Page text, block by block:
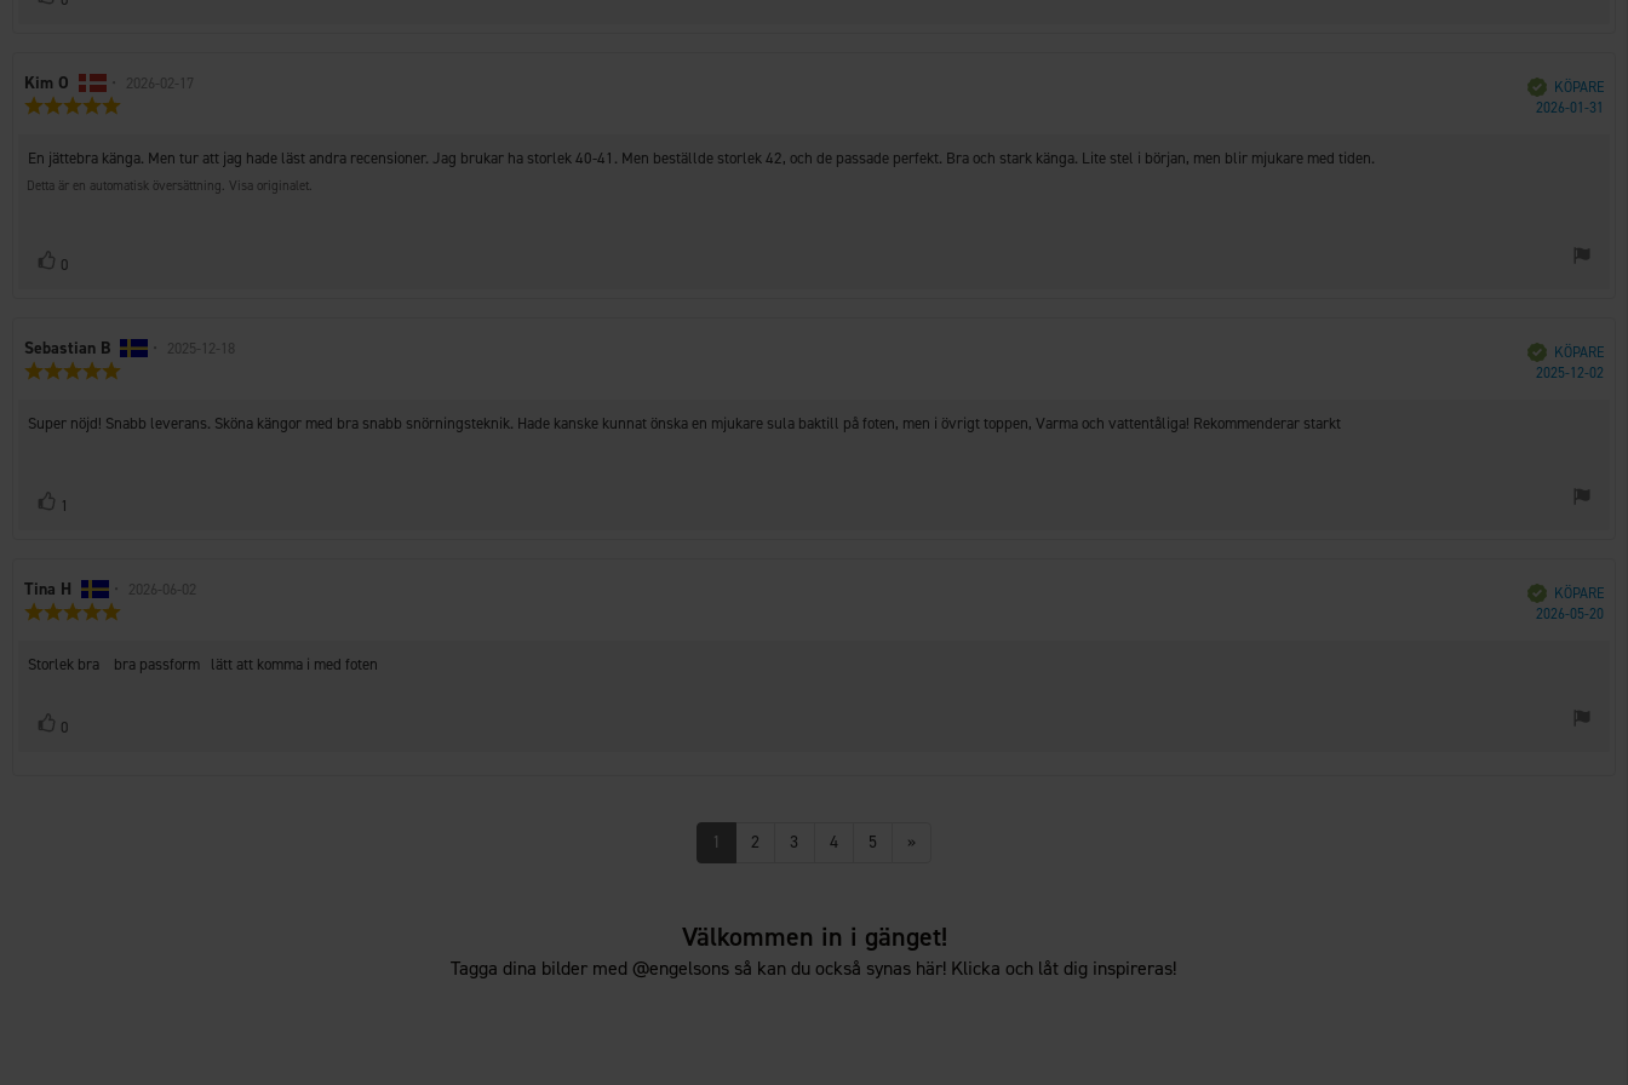
Recensionsförfattare:
Kim O • Recensionsdatum:
2026-02-17
5
stjärnor
Bekräftad
KÖPARE
2026-01-31
Recensionstext:
En jättebra känga. Men tur att jag hade läst andra recensioner. Jag brukar ha storlek 40-41. Men beställde storlek 42, och de passade perfekt. Bra och stark känga. Lite stel i början, men blir mjukare med tiden.
Detta är en automatisk översättning. Visa originalet.
Rösta
0
Recensionsförfattare:
Sebastian B • Recensionsdatum:
2025-12-18
5
Bekräftad
KÖPARE
2025-12-02
Recensionstext:
Super nöjd! Snabb leverans. Sköna kängor med bra snabb snörningsteknik. Hade kanske kunnat önska en mjukare sula baktill på foten, men i övrigt toppen, Varma och vattentåliga! Rekommenderar starkt
Rösta
1
Recensionsförfattare:
Tina H • Recensionsdatum:
2026-06-02
5
Bekräftad
KÖPARE
2026-05-20
Recensionstext:
Storlek bra bra passform lätt att komma i med foten
Rösta
0
1 2 3 4 5 »
Välkommen in i gänget!
Tagga dina bilder med @engelsons så kan du också synas här! Klicka och låt dig inspireras!